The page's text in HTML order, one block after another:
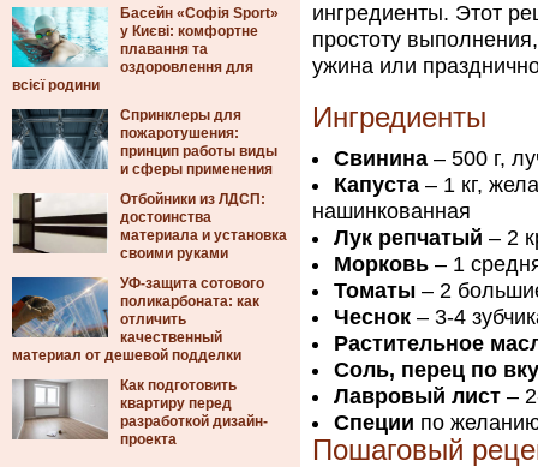
Басейн «Софія Sport»
у Києві: комфортне
плавання та
оздоровлення для
всієї родини
Спринклеры для
пожаротушения:
принцип работы виды
и сферы применения
Отбойники из ЛДСП:
достоинства
материала и установка
своими руками
УФ-защита сотового
поликарбоната: как
отличить
качественный
материал от дешевой подделки
Как подготовить
квартиру перед
разработкой дизайн-
проекта
ингредиенты. Этот
простоту
ужина или
Ингредиенты
Свинина – 500 г,
Капуста – 1 кг,
нашинкованная
Лук репчатый – 2
Морковь – 1
Томаты – 2
Чеснок – 3-4
Растительное
Соль, перец по
Лавровый лист –
Специи по
Пошаговый